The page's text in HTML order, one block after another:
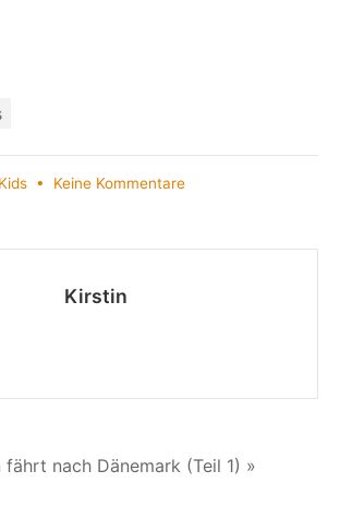
Kids • Keine Kommentarezu
kleben?
Kirstin
nach Dänemark (Teil 1) »